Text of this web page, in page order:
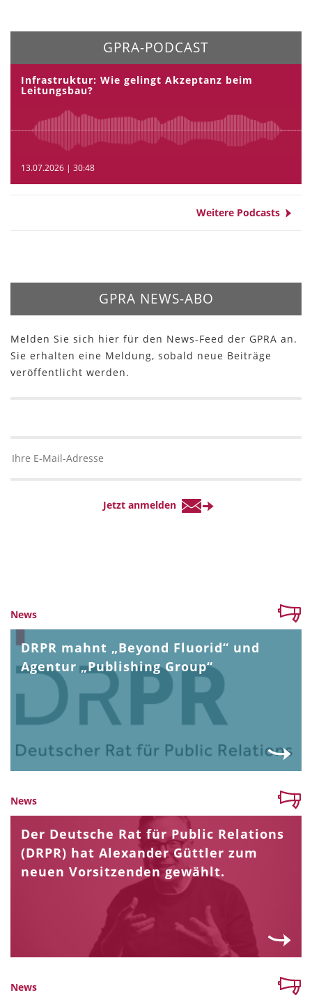
GPRA-PODCAST
Infrastruktur: Wie gelingt Akzeptanz beim
Leitungsbau?
13.07.2026 | 30:48
Weitere Podcasts
GPRA NEWS-ABO
Melden Sie sich hier für den News-Feed der GPRA an.
Sie erhalten eine Meldung, sobald neue Beiträge
veröffentlicht werden.
News
DRPR mahnt „Beyond Fluorid“ und
Agentur „Publishing Group“
News
Der Deutsche Rat für Public Relations
(DRPR) hat Alexander Güttler zum
neuen Vorsitzenden gewählt.
News